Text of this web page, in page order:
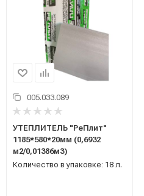
005.033.089
УТЕПЛИТЕЛЬ "РеПлит"
1185*580*20мм (0,6932
м2/0,01386м3)
Количество в упаковке: 18 л.